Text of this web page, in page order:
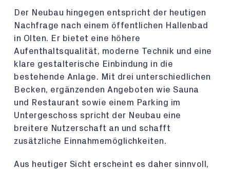
Der Neubau hingegen entspricht der heutigen
Nachfrage nach einem öffentlichen Hallenbad
in Olten. Er bietet eine höhere
Aufenthaltsqualität, moderne Technik und eine
klare gestalterische Einbindung in die
bestehende Anlage. Mit drei unterschiedlichen
Becken, ergänzenden Angeboten wie Sauna
und Restaurant sowie einem Parking im
Untergeschoss spricht der Neubau eine
breitere Nutzerschaft an und schafft
zusätzliche Einnahmemöglichkeiten.
Aus heutiger Sicht erscheint es daher sinnvoll,